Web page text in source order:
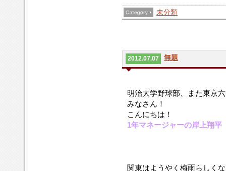
未分類
2012.07.07 無題
明治大学野球部、また東京
みなさん！
こんにちは！
1年マネージャーの岸上翔平
関東はようやく梅雨らしく